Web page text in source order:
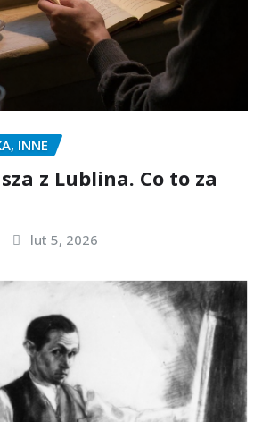
INNE
z Lublina. Co to za
lut 5, 2026